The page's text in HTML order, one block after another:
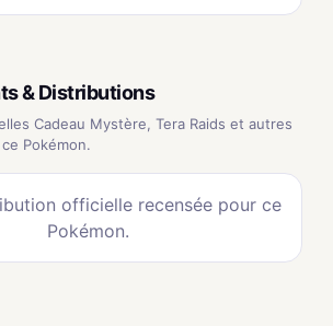
& Distributions
Cadeau Mystère, Tera Raids et autres
Pokémon.
officielle recensée pour ce
Pokémon.